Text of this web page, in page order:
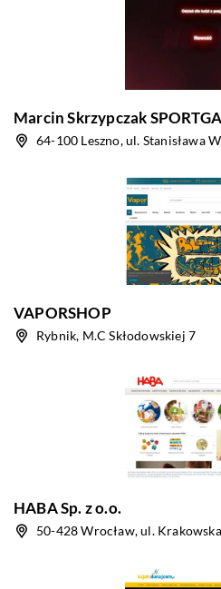
Marcin Skrzypczak
64-100 Leszno, ul. Stanisława
VAPORSHOP
Rybnik, M.C Skłodowskiej 7
HABA Sp. z o.o.
50-428 Wrocław, ul.